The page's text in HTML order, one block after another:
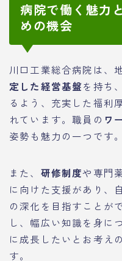
病院で働く魅力
めの機会
川口工業総合病院は、
定した経営基盤を持ち
るよう、充実した福利
れています。職員の ワ
姿勢も魅力の一つです。
また、 研修制度や専門
に向けた支援があり、
の深化を目指すことが
し、幅広い知識を身に
に成長したいとお考え
す。